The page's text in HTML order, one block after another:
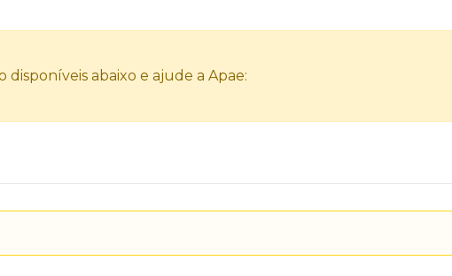
abaixo e ajude a Apae: